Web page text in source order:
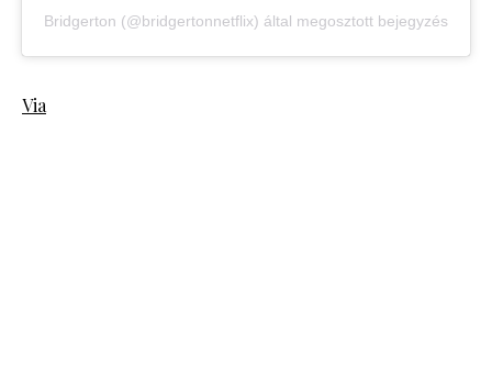
Bridgerton (@bridgertonnetflix) által megosztott bejegyzés
Via